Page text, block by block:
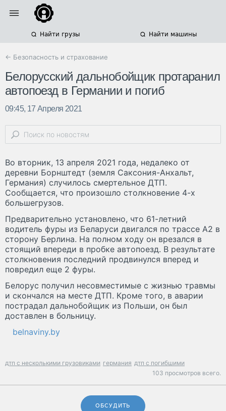
Найти грузы Найти машины
← Безопасность и страхование
Белорусский дальнобойщик протаранил
автопоезд в Германии и погиб
09:45, 17 Апреля 2021
Во вторник, 13 апреля 2021 года, недалеко от
деревни Борнштедт (земля Саксония-Анхальт,
Германия) случилось смертельное ДТП.
Сообщается, что произошло столкновение 4-х
большегрузов.
Предварительно установлено, что 61-летний
водитель фуры из Беларуси двигался по трассе А2 в
сторону Берлина. На полном ходу он врезался в
стоящий впереди в пробке автопоезд. В результате
столкновения последний продвинулся вперед и
повредил еще 2 фуры.
Белорус получил несовместимые с жизнью травмы
и скончался на месте ДТП. Кроме того, в аварии
пострадал дальнобойщик из Польши, он был
доставлен в больницу.
belnaviny.by
дтп с несколькими грузовиками германия дтп с погибшими
103 просмотров всего.
ОБСУДИТЬ